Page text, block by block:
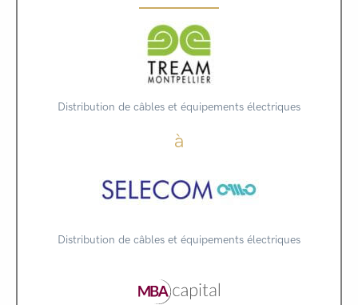
Distribution de câbles et équipements électriques
à
Distribution de câbles et équipements électriques